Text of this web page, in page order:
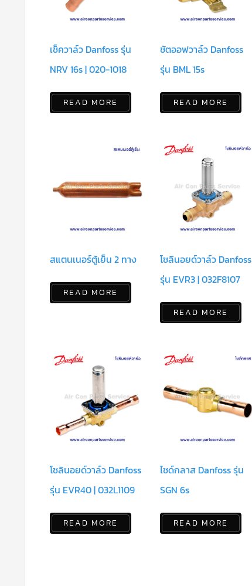
เช็ควาล์ว Danfoss รุ่น
NRV 16s | 020-1018
READ MORE
ชัตออฟวาล์ว Danfoss
รุ่น BML 15s
READ MORE
สแตนเนอร์ตู้เย็น 2 ทาง
READ MORE
โซลินอยด์วาล์ว Danfoss
รุ่น EVR3 | 032F8107
READ MORE
โซลินอยด์วาล์ว Danfoss
รุ่น EVR40 | 032L1109
READ MORE
ไซด์กลาส Danfoss รุ่น
SGN 6s
READ MORE